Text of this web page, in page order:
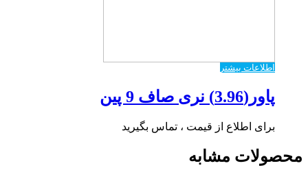
اطلاعات بیشتر
پاور(3.96) نری صاف 9 پین
برای اطلاع از قیمت ، تماس بگیرید
محصولات مشابه